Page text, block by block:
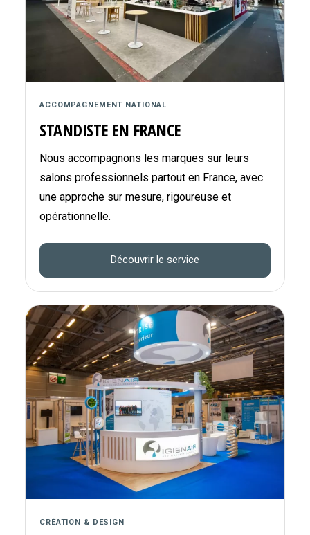
ACCOMPAGNEMENT NATIONAL
STANDISTE EN FRANCE
Nous accompagnons les marques sur leurs
salons professionnels partout en France, avec
une approche sur mesure, rigoureuse et
opérationnelle.
Découvrir le service
CRÉATION & DESIGN